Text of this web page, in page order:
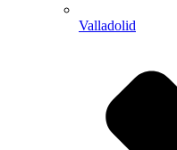
Valladolid